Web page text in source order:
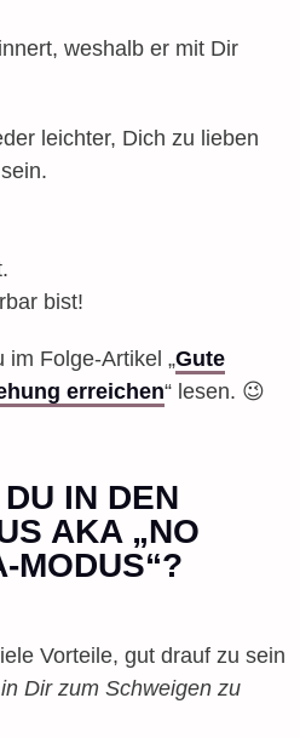
weshalb er mit Dir
leichter, Dich zu lieben
bist!
im Folge-Artikel „Gute
erreichen“ lesen. 😉
IN DEN
AKA „NO
MODUS“?
Vorteile, gut drauf zu sein
Dir zum Schweigen zu